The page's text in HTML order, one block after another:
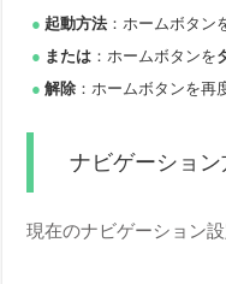
起動方法 ：ホームボタン
または ：ホームボタンを
解除 ：ホームボタンを再
ナビゲーショ
現在のナビゲーション